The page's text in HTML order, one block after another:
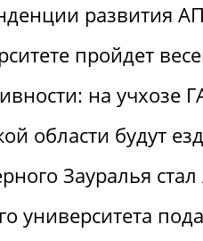
развития
пройдет
на учхозе
области будут
Зауралья
университета